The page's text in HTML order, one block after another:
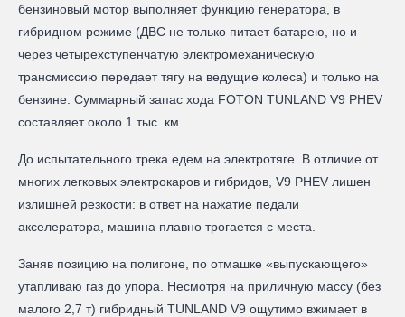
бензиновый мотор выполняет функцию генератора, в
гибридном режиме (ДВС не только питает батарею, но и
через четырехступенчатую электромеханическую
трансмиссию передает тягу на ведущие колеса) и только на
бензине. Суммарный запас хода FOTON TUNLAND V9 PHEV
составляет около 1 тыс. км.
До испытательного трека едем на электротяге. В отличие от
многих легковых электрокаров и гибридов, V9 PHEV лишен
излишней резкости: в ответ на нажатие педали
акселератора, машина плавно трогается с места.
Заняв позицию на полигоне, по отмашке «выпускающего»
утапливаю газ до упора. Несмотря на приличную массу (без
малого 2,7 т) гибридный TUNLAND V9 ощутимо вжимает в